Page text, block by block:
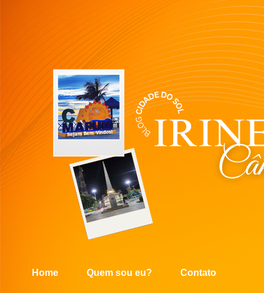
Home Quem sou eu? Contato